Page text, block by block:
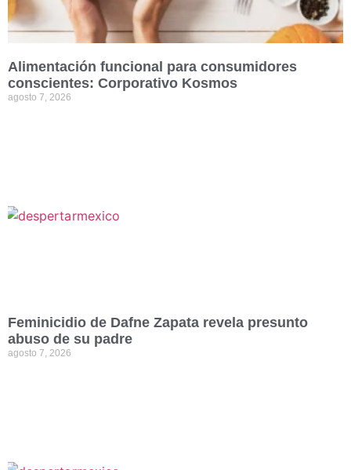
Alimentación funcional para consumidores
conscientes: Corporativo Kosmos
agosto 7, 2026
Feminicidio de Dafne Zapata revela presunto
abuso de su padre
agosto 7, 2026